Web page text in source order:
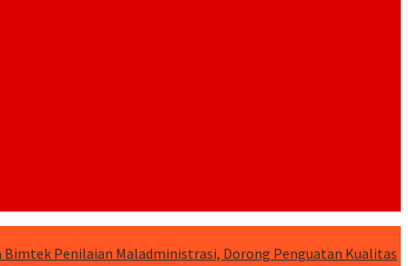
Bimtek Penilaian Maladministrasi, Dorong Penguatan Kualitas